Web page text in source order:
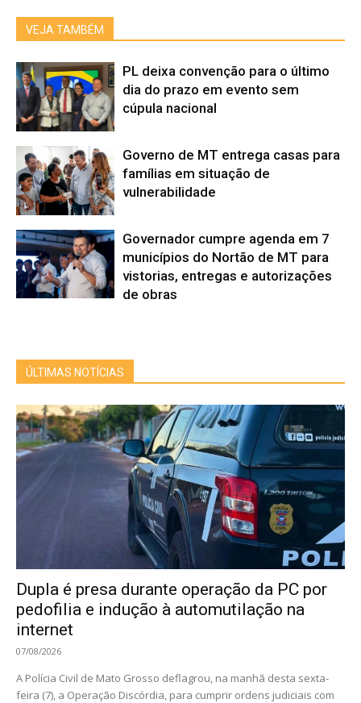
VEJA TAMBÉM
PL deixa convenção para o último
dia do prazo em evento sem
cúpula nacional
Governo de MT entrega casas para
famílias em situação de
vulnerabilidade
Governador cumpre agenda em 7
municípios do Nortão de MT para
vistorias, entregas e autorizações
de obras
ÚLTIMAS NOTÍCIAS
Dupla é presa durante operação da PC por
pedofilia e indução à automutilação na
internet
07/08/2026
A Polícia Civil de Mato Grosso deflagrou, na manhã desta sexta-
feira (7), a Operação Discórdia, para cumprir ordens judiciais com